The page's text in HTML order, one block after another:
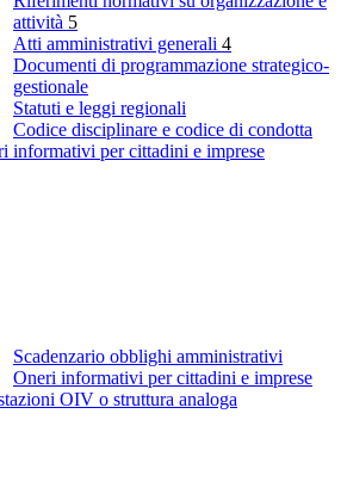
attività 5
Atti amministrativi generali 4
Documenti di programmazione strategico-
gestionale
Statuti e leggi regionali
Codice disciplinare e codice di condotta
informativi per cittadini e imprese
Scadenzario obblighi amministrativi
Oneri informativi per cittadini e imprese
OIV o struttura analoga